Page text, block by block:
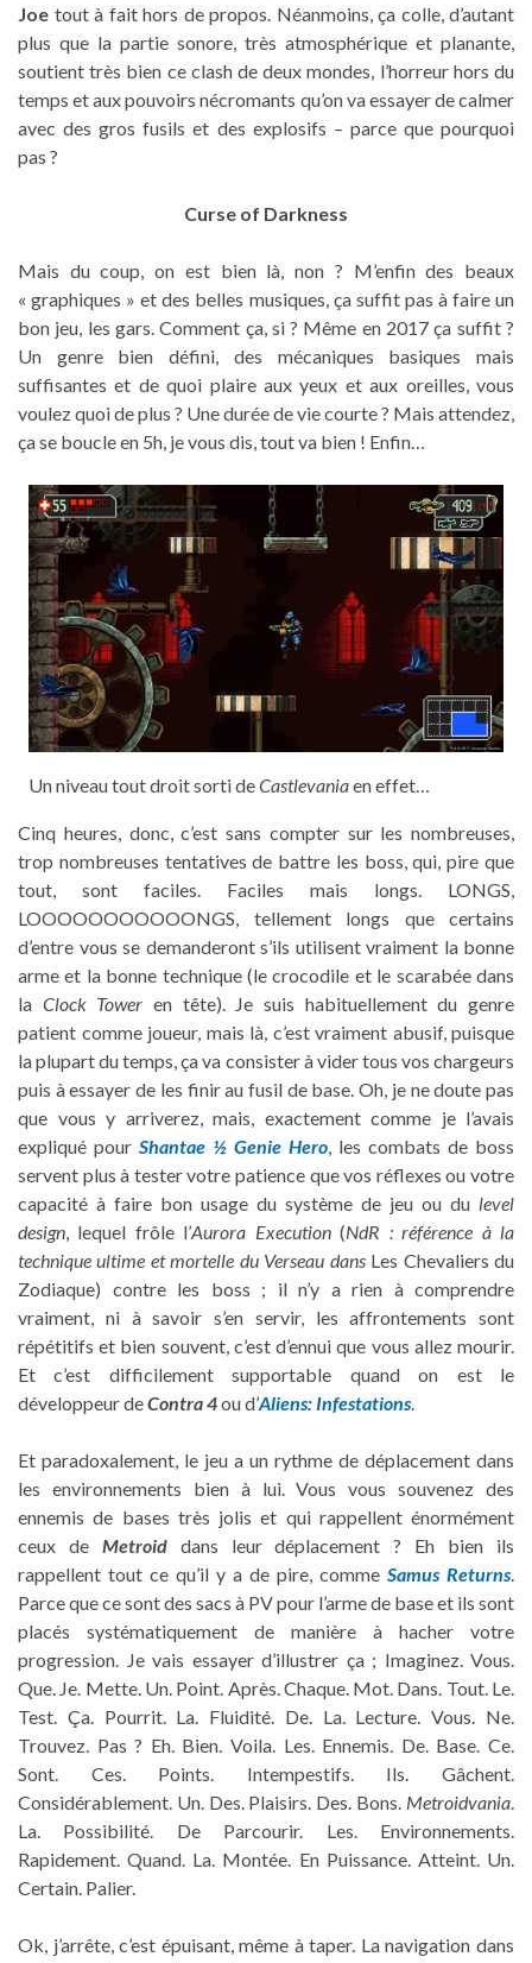
Joe tout à fait hors de propos. Néanmoins, ça colle, d’autant
plus que la partie sonore, très atmosphérique et planante,
soutient très bien ce clash de deux mondes, l’horreur hors du
temps et aux pouvoirs nécromants qu’on va essayer de calmer
avec des gros fusils et des explosifs – parce que pourquoi
pas ?
Curse of Darkness
Mais du coup, on est bien là, non ? M’enfin des beaux
« graphiques » et des belles musiques, ça suffit pas à faire un
bon jeu, les gars. Comment ça, si ? Même en 2017 ça suffit ?
Un genre bien défini, des mécaniques basiques mais
suffisantes et de quoi plaire aux yeux et aux oreilles, vous
voulez quoi de plus ? Une durée de vie courte ? Mais attendez,
ça se boucle en 5h, je vous dis, tout va bien ! Enfin…
Un niveau tout droit sorti deCastlevaniaen effet…
Cinq heures, donc, c’est sans compter sur les nombreuses,
trop nombreuses tentatives de battre les boss, qui, pire que
tout, sont faciles. Faciles mais longs. LONGS,
LOOOOOOOOOOONGS, tellement longs que certains
d’entre vous se demanderont s’ils utilisent vraiment la bonne
arme et la bonne technique (le crocodile et le scarabée dans
la Clock Tower en tête). Je suis habituellement du genre
patient comme joueur, mais là, c’est vraiment abusif, puisque
la plupart du temps, ça va consister à vider tous vos chargeurs
puis à essayer de les finir au fusil de base. Oh, je ne doute pas
que vous y arriverez, mais, exactement comme je l’avais
expliqué pour Shantae ½ Genie Hero, les combats de boss
servent plus à tester votre patience que vos réflexes ou votre
capacité à faire bon usage du système de jeu ou du level
design, lequel frôle l’Aurora Execution(NdR : référence à la
technique ultime et mortelle du Verseau dans Les Chevaliers du
Zodiaque) contre les boss ; il n’y a rien à comprendre
vraiment, ni à savoir s’en servir, les affrontements sont
répétitifs et bien souvent, c’est d’ennui que vous allez mourir.
Et c’est difficilement supportable quand on est le
développeur deContra 4ou d’Aliens: Infestations.
Et paradoxalement, le jeu a un rythme de déplacement dans
les environnements bien à lui. Vous vous souvenez des
ennemis de bases très jolis et qui rappellent énormément
ceux de Metroiddans leur déplacement ? Eh bien ils
rappellent tout ce qu’il y a de pire, comme Samus Returns.
Parce que ce sont des sacs à PV pour l’arme de base et ils sont
placés systématiquement de manière à hacher votre
progression. Je vais essayer d’illustrer ça ; Imaginez. Vous.
Que. Je. Mette. Un. Point. Après. Chaque. Mot. Dans. Tout. Le.
Test. Ça. Pourrit. La. Fluidité. De. La. Lecture. Vous. Ne.
Trouvez. Pas ? Eh. Bien. Voila. Les. Ennemis. De. Base. Ce.
Sont. Ces. Points. Intempestifs. Ils. Gâchent.
Considérablement. Un. Des. Plaisirs. Des. Bons. Metroidvania.
La. Possibilité. De Parcourir. Les. Environnements.
Rapidement. Quand. La. Montée. En Puissance. Atteint. Un.
Certain. Palier.
Ok, j’arrête, c’est épuisant, même à taper. La navigation dans